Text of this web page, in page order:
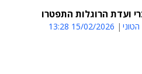
ועדת הרוגלות התפטרו
הטוני 15/02/2026 13:28